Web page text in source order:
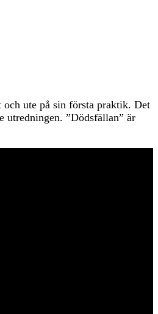
ute på sin första praktik. Det
”Dödsfällan” är